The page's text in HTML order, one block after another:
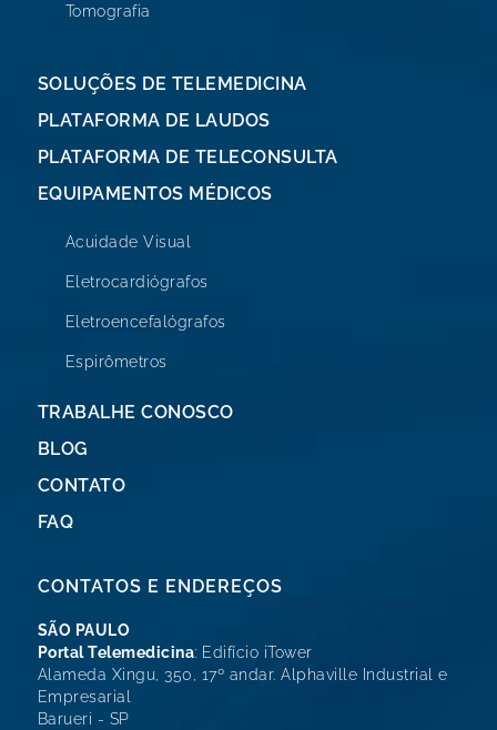
Tomografia
SOLUÇÕES DE TELEMEDICINA
PLATAFORMA DE LAUDOS
PLATAFORMA DE TELECONSULTA
EQUIPAMENTOS MÉDICOS
Acuidade Visual
Eletrocardiógrafos
Eletroencefalógrafos
Espirômetros
TRABALHE CONOSCO
BLOG
CONTATO
FAQ
CONTATOS E ENDEREÇOS
SÃO PAULO
Portal Telemedicina: Edifício iTower
Alameda Xingu, 350, 17º andar. Alphaville Industrial e
Empresarial
Barueri - SP